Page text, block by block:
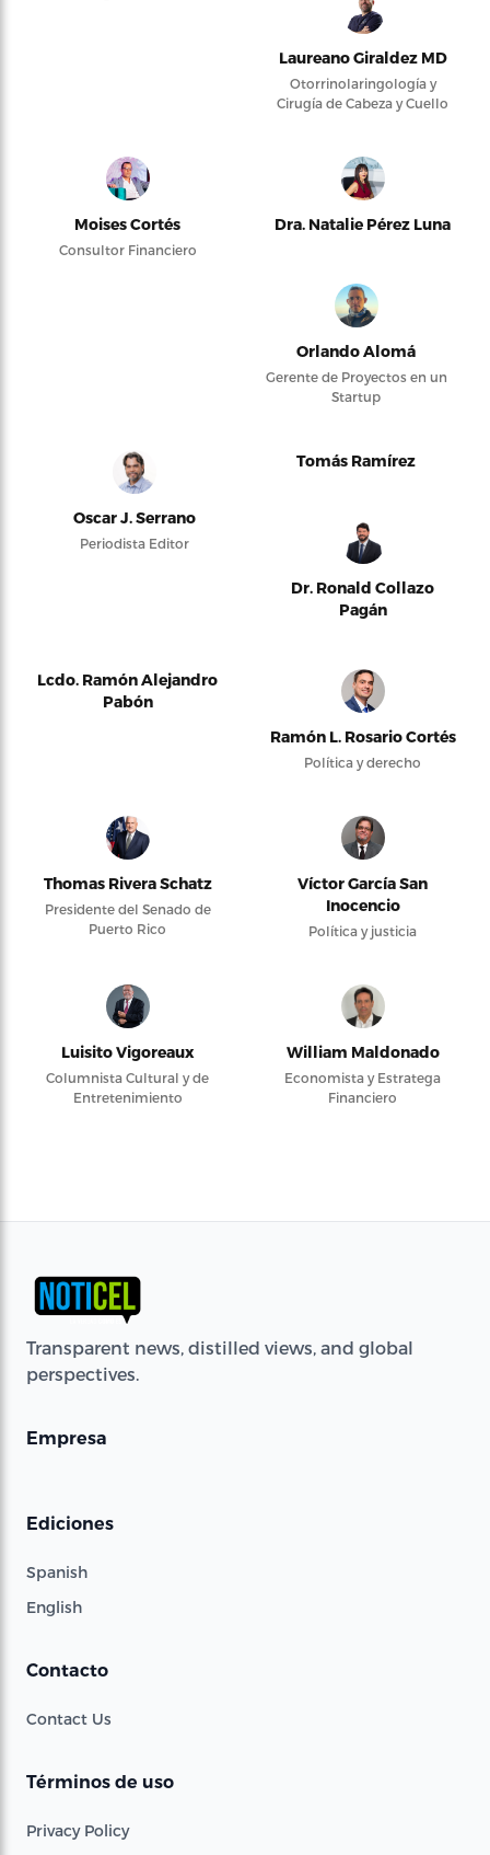
Laureano Giraldez MD
Otorrinolaringología y
Cirugía de Cabeza y Cuello
Moises Cortés
Consultor Financiero
Dra. Natalie Pérez Luna
Orlando Alomá
Gerente de Proyectos en un
Startup
Oscar J. Serrano
Periodista Editor
Tomás Ramírez
Dr. Ronald Collazo
Pagán
Lcdo. Ramón Alejandro
Pabón
Ramón L. Rosario Cortés
Política y derecho
Thomas Rivera Schatz
Presidente del Senado de
Puerto Rico
Víctor García San
Inocencio
Política y justicia
Luisito Vigoreaux
Columnista Cultural y de
Entretenimiento
William Maldonado
Economista y Estratega
Financiero
Transparent news, distilled views, and global
perspectives.
Empresa
Ediciones
Spanish
English
Contacto
Contact Us
Términos de uso
Privacy Policy